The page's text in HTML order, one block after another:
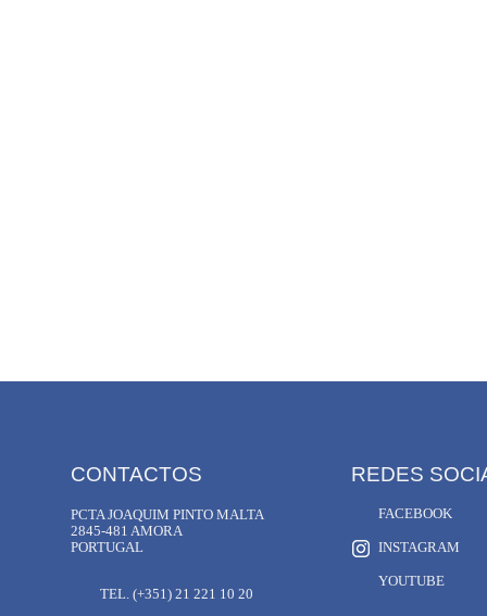
CONTACTOS
PCTA JOAQUIM PINTO MALTA
2845-481 AMORA
PORTUGAL
REDES
INSTAGRAM
FACEBOOK
YOUTUBE
TEL. (+351) 21 221 10 20